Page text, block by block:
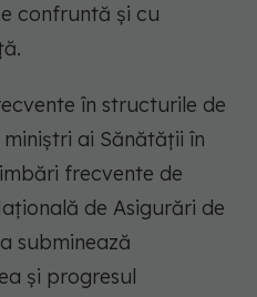
confruntă şi cu
în structurile de
ai Sănătăţii în
frecvente de
de Asigurări de
subminează
şi progresul